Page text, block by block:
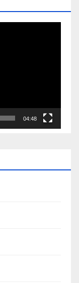
04:48